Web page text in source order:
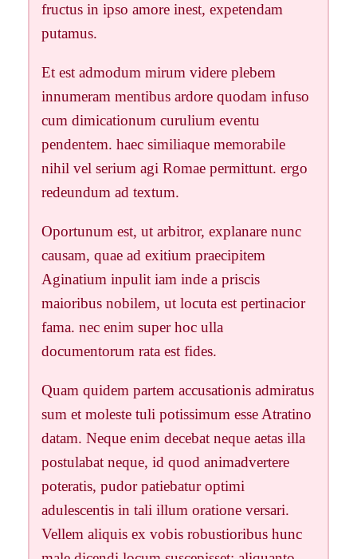
fructus in ipso amore inest, expetendam
putamus.
Et est admodum mirum videre plebem
innumeram mentibus ardore quodam infuso
cum dimicationum curulium eventu
pendentem. haec similiaque memorabile
nihil vel serium agi Romae permittunt. ergo
redeundum ad textum.
Oportunum est, ut arbitror, explanare nunc
causam, quae ad exitium praecipitem
Aginatium inpulit iam inde a priscis
maioribus nobilem, ut locuta est pertinacior
fama. nec enim super hoc ulla
documentorum rata est fides.
Quam quidem partem accusationis admiratus
sum et moleste tuli potissimum esse Atratino
datam. Neque enim decebat neque aetas illa
postulabat neque, id quod animadvertere
poteratis, pudor patiebatur optimi
adulescentis in tali illum oratione versari.
Vellem aliquis ex vobis robustioribus hunc